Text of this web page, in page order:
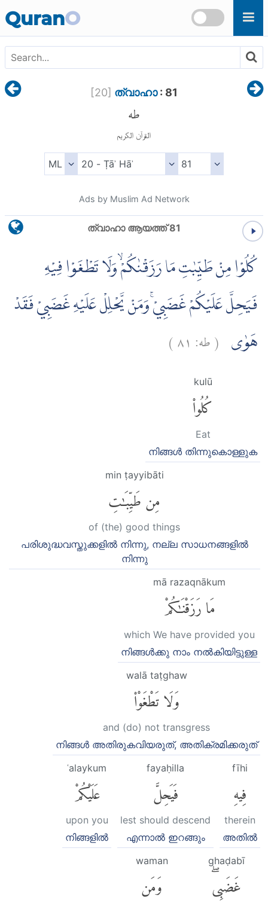
QuranO
[20] ത്വാഹാ: 81
طه
القرآن الكريم
Ads by Muslim Ad Network
ത്വാഹാ ആയത്ത് 81
كُلُوْا مِنْ طَيِّبٰتِ مَا رَزَقْنٰكُمْۙ وَلَا تَطْغَوْا فِيْهِ
فَيَحِلَّ عَلَيْكُمْ غَضَبِيْۚ وَمَنْ يَّحْلِلْ عَلَيْهِ غَضَبِيْ فَقَدْ
هَوٰى (طه: ٨١)
kulū
كُلُوا۟
Eat
നിങ്ങള്‍ തിന്നുകൊള്ളുക
min ṭayyibāti
مِن طَيِّبَٰتِ
of (the) good things
പരിശുദ്ധവസ്തുക്കളില്‍ നിന്നു, നല്ല സാധനങ്ങളില്‍
നിന്നു
mā razaqnākum
مَا رَزَقْنَٰكُمْ
which We have provided you
നിങ്ങള്‍ക്കു നാം നല്‍കിയിട്ടുള്ള
walā taṭghaw
وَلَا تَطْغَوْا۟
and (do) not transgress
നിങ്ങള്‍ അതിരുകവിയരുത്, അതിക്രമിക്കരുത്
fīhi
فِيهِ
therein
അതില്‍
fayaḥilla
فَيَحِلَّ
lest should descend
എന്നാല്‍ ഇറങ്ങും
ʿalaykum
عَلَيْكُمْ
upon you
നിങ്ങളില്‍
ghaḍabī
غَضَبِىۖ
waman
وَمَن